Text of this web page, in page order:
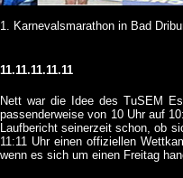
1. Karnevalsmarathon in Bad
11.11.11.11.11
Nett war die Idee des TuSEM
passenderweise von 10 Uhr auf
Laufbericht seinerzeit schon, ob
11:11 Uhr einen offiziellen
wenn es sich um einen Freitag